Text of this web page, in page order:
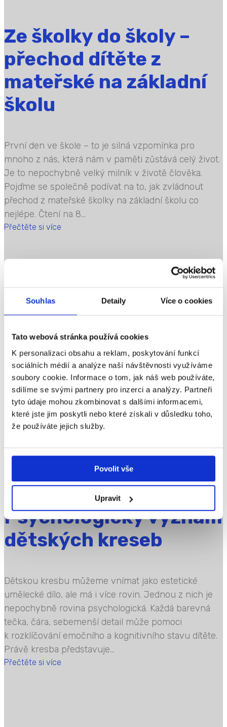
Souhlas Detaily Více o cookies
Tato webová stránka používá cookies
K personalizaci obsahu a reklam, poskytování funkcí
sociálních médií a analýze naší návštěvnosti využíváme
soubory cookie. Informace o tom, jak náš web používáte,
sdílíme se svými partnery pro inzerci a analýzy. Partneři
tyto údaje mohou zkombinovat s dalšími informacemi,
které jste jim poskytli nebo které získali v důsledku toho,
že používáte jejich služby.
Povolit vše
Upravit
Ze školky do školy –
přechod dítěte z
mateřské na základní
školu
První den ve škole – to je silná vzpomínka pro
mnoho z nás, která nám v paměti zůstává celý život.
Je to nepochybně velký milník v životě člověka.
Pojďme se společně podívat na to, jak zvládnout
přechod z mateřské školky na základní školu co
nejlépe. Čtení na 8...
Přečtěte si více
Psaní kreativně, hravě
a zábavně
Psaní může být pro mnohé děti opravdová výzva.
Klíčovou roli zde hraje především motivace, která
může pomoci při rozvoji jazykových dovedností a
celkového kognitivního vývoje. Velmi úzce spolu
souvisejí totiž dovednosti čtení, psaní a kreslení,
které se vyvíjejí...
Přečtěte si více
Psychologický význam
dětských kreseb
Dětskou kresbu můžeme vnímat jako estetické
umělecké dílo, ale má i více rovin. Jednou z nich je
nepochybně rovina psychologická. Každá barevná
tečka, čára, sebemenší detail může pomoci
k rozklíčování emočního a kognitivního stavu dítěte.
Právě kresba představuje...
Přečtěte si více